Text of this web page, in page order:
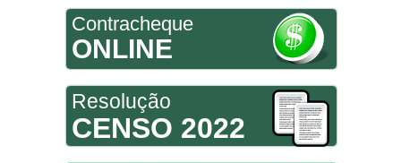
Contracheque
ONLINE
Resolução
CENSO 2022